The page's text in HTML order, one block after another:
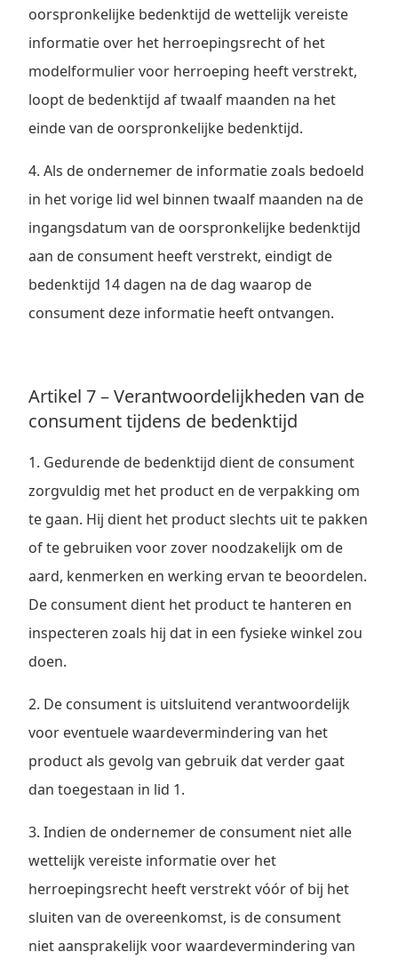
oorspronkelijke bedenktijd de wettelijk vereiste
informatie over het herroepingsrecht of het
modelformulier voor herroeping heeft verstrekt,
loopt de bedenktijd af twaalf maanden na het
einde van de oorspronkelijke bedenktijd.
4. Als de ondernemer de informatie zoals bedoeld
in het vorige lid wel binnen twaalf maanden na de
ingangsdatum van de oorspronkelijke bedenktijd
aan de consument heeft verstrekt, eindigt de
bedenktijd 14 dagen na de dag waarop de
consument deze informatie heeft ontvangen.
Artikel 7 – Verantwoordelijkheden van de
consument tijdens de bedenktijd
1. Gedurende de bedenktijd dient de consument
zorgvuldig met het product en de verpakking om
te gaan. Hij dient het product slechts uit te pakken
of te gebruiken voor zover noodzakelijk om de
aard, kenmerken en werking ervan te beoordelen.
De consument dient het product te hanteren en
inspecteren zoals hij dat in een fysieke winkel zou
doen.
2. De consument is uitsluitend verantwoordelijk
voor eventuele waardevermindering van het
product als gevolg van gebruik dat verder gaat
dan toegestaan in lid 1.
3. Indien de ondernemer de consument niet alle
wettelijk vereiste informatie over het
herroepingsrecht heeft verstrekt vóór of bij het
sluiten van de overeenkomst, is de consument
niet aansprakelijk voor waardevermindering van